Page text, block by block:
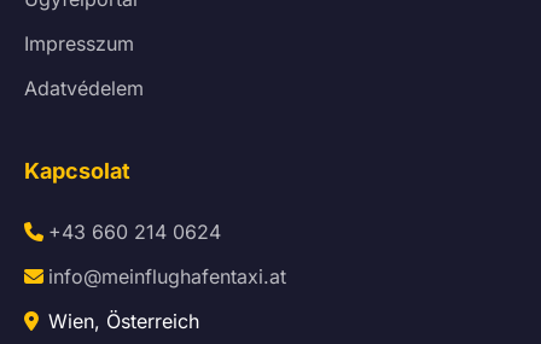
Impresszum
Adatvédelem
Kapcsolat
+43 660 214 0624
info@meinflughafentaxi.at
Wien, Österreich